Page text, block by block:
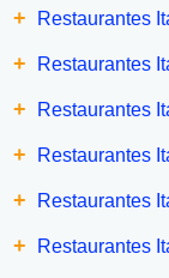
+ Restaurantes
+ Restaurantes
+ Restaurantes
+ Restaurantes
+ Restaurantes
+ Restaurantes